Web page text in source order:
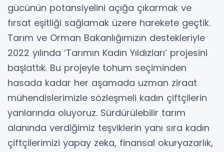
gücünün potansiyelini açığa çıkarmak ve
fırsat eşitliği sağlamak üzere harekete geçtik.
Tarım ve Orman Bakanlığımızın destekleriyle
2022 yılında ‘Tarımın Kadın Yıldızları’ projesini
başlattık. Bu projeyle tohum seçiminden
hasada kadar her aşamada uzman ziraat
mühendislerimizle sözleşmeli kadın çiftçilerin
yanlarında oluyoruz. Sürdürülebilir tarım
alanında verdiğimiz teşviklerin yanı sıra kadın
çiftçilerimizi yapay zeka, finansal okuryazarlık,